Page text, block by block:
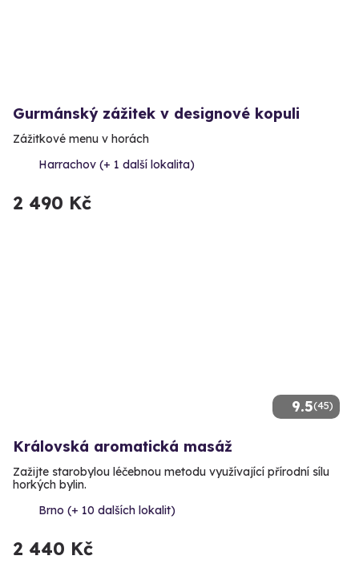
Gurmánský zážitek v designové kopuli
Zážitkové menu v horách
Harrachov (+ 1 další lokalita)
2 490 Kč
9.5(45)
Královská aromatická masáž
Zažijte starobylou léčebnou metodu využívající přírodní sílu
horkých bylin.
Brno (+ 10 dalších lokalit)
2 440 Kč